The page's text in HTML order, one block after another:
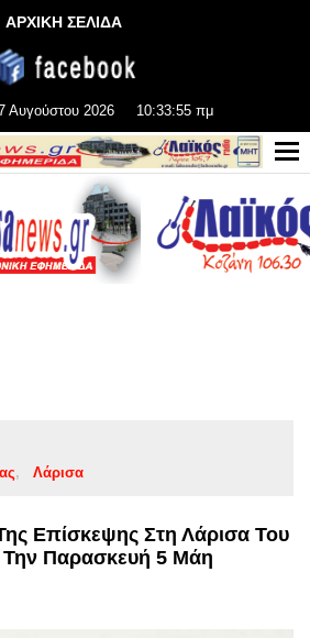
ΑΡΧΙΚΗ ΣΕΛΙΔΑ
Αυγούστου 2026 10:33:55 πμ
Λάρισα
Επίσκεψης Στη Λάρισα Του
Παρασκευή 5 Μάη